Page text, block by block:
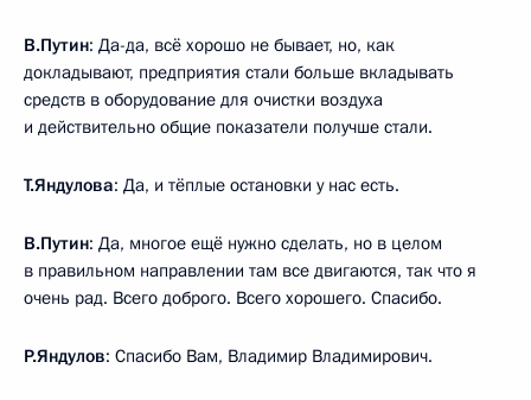
В.Путин: Да-да, всё хорошо не бывает, но, как
докладывают, предприятия стали больше вкладывать
средств в оборудование для очистки воздуха
и действительно общие показатели получше стали.
Т.Яндулова: Да, и тёплые остановки у нас есть.
В.Путин: Да, многое ещё нужно сделать, но в целом
в правильном направлении там все двигаются, так что я
очень рад. Всего доброго. Всего хорошего. Спасибо.
Р.Яндулов: Спасибо Вам, Владимир Владимирович.